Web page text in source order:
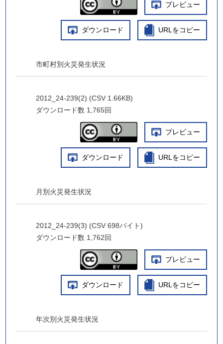
プレビュー
ダウンロード URLをコピー
市町村別火災発生状況
2012_24-239(2) (CSV 1.66KB)
ダウンロード数 1,765回
プレビュー
ダウンロード URLをコピー
月別火災発生状況
2012_24-239(3) (CSV 698バイト)
ダウンロード数 1,762回
プレビュー
ダウンロード URLをコピー
年次別火災発生状況